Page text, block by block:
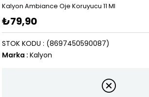
Kalyon Ambiance Oje Koruyucu 11 Ml
₺79,90
STOK KODU
(8697450590087)
Marka : Kalyon